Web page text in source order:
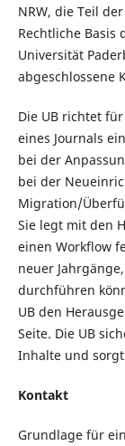
NRW, die Teil
Rechtliche Basis
Universität
abgeschlossene
Die UB richtet
eines Journals
bei der
bei der
Migration/
Sie legt mit den
einen Workflow
neuer
durchführen
UB den
Seite. Die UB
Inhalte und
Kontakt
Grundlage für